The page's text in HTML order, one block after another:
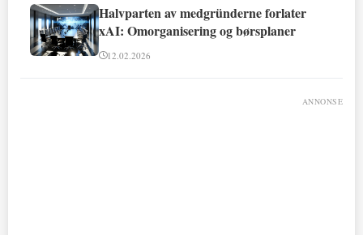
Halvparten av medgründerne forlater
xAI: Omorganisering og børsplaner
12.02.2026
ANNONSE